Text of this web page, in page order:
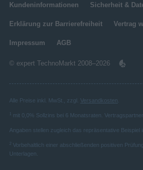
Kundeninformationen Sicherheit &
Erklärung zur Barrierefreiheit Vertrag
Impressum AGB
© expert TechnoMarkt 2008–2026
Alle Preise inkl. MwSt., zzgl. Versandkosten
mit 0,0% Sollzins bei 6 Monatsraten.
Angaben stellen zugleich das repräsentative Beispiel
2 Vorbehaltlich einer abschließenden positiven
Unterlagen.